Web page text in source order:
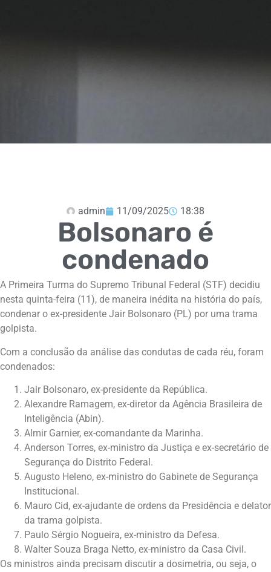
admin 11/09/2025 18:38
Bolsonaro é
condenado
A Primeira Turma do Supremo Tribunal Federal (STF) decidiu
nesta quinta-feira (11), de maneira inédita na história do país,
condenar o ex-presidente Jair Bolsonaro (PL) por uma trama
golpista.
Com a conclusão da análise das condutas de cada réu, foram
condenados:
Jair Bolsonaro, ex-presidente da República.
Alexandre Ramagem, ex-diretor da Agência Brasileira de
Inteligência (Abin).
Almir Garnier, ex-comandante da Marinha.
Anderson Torres, ex-ministro da Justiça e ex-secretário de
Segurança do Distrito Federal.
Augusto Heleno, ex-ministro do Gabinete de Segurança
Institucional.
Mauro Cid, ex-ajudante de ordens da Presidência e delator
da trama golpista.
Paulo Sérgio Nogueira, ex-ministro da Defesa.
Walter Souza Braga Netto, ex-ministro da Casa Civil.
Os ministros ainda precisam discutir a dosimetria, ou seja, o